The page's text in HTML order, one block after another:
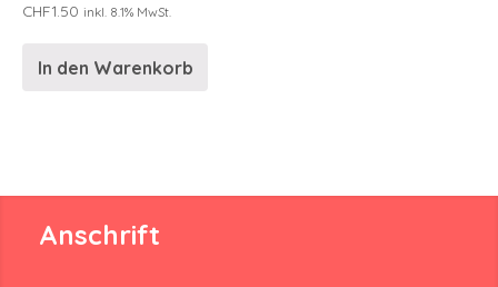
CHF1.50 inkl. 8.1% MwSt.
In den Warenkorb
Anschrift